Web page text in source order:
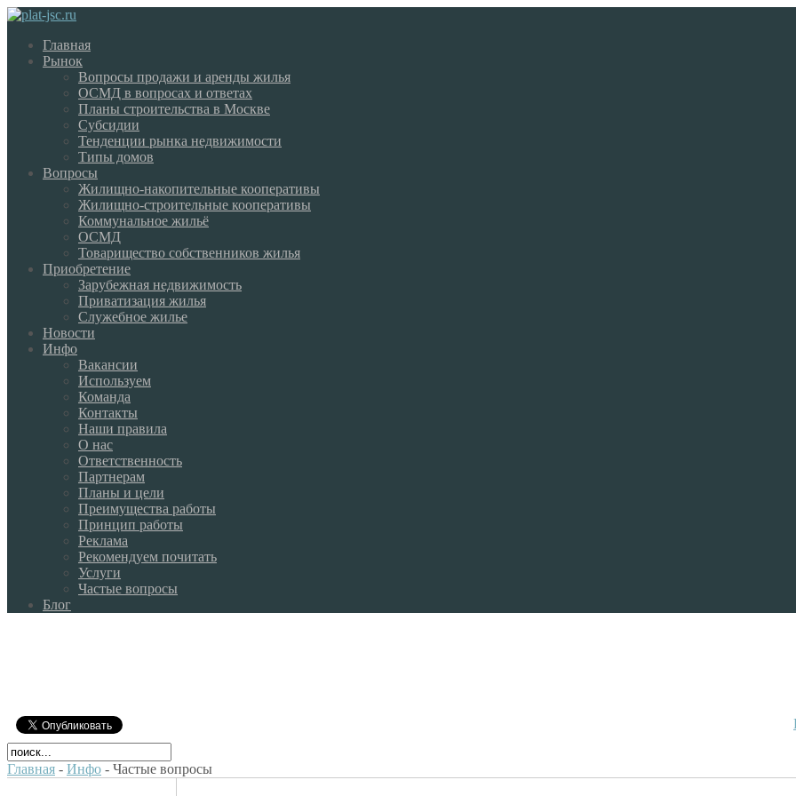
Главная
Рынок
Вопросы продажи и аренды жилья
ОСМД в вопросах и ответах
Планы строительства в Москве
Субсидии
Тенденции рынка недвижимости
Типы домов
Вопросы
Жилищно-накопительные кооперативы
Жилищно-строительные кооперативы
Коммунальное жильё
ОСМД
Товарищество собственников жилья
Приобретение
Зарубежная недвижимость
Приватизация жилья
Служебное жилье
Новости
Инфо
Вакансии
Используем
Команда
Контакты
Наши правила
О нас
Ответственность
Партнерам
Планы и цели
Преимущества работы
Принцип работы
Реклама
Рекомендуем почитать
Услуги
Частые вопросы
Блог
Главная - Инфо - Частые вопросы